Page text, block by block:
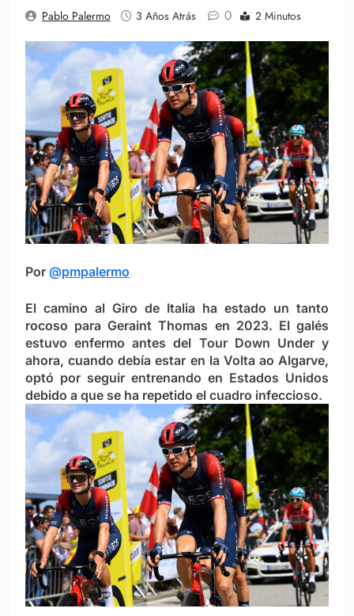
Pablo Palermo 3 Años Atrás 0 2 Minutos
Por @pmpalermo
El camino al Giro de Italia ha estado un tanto
rocoso para Geraint Thomas en 2023. El galés
estuvo enfermo antes del Tour Down Under y
ahora, cuando debía estar en la Volta ao Algarve,
optó por seguir entrenando en Estados Unidos
debido a que se ha repetido el cuadro infeccioso.